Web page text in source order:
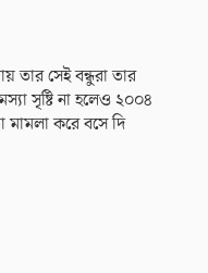
তার সেই বন্ধুরা তার
সৃষ্টি না হলেও ২০০৪
মামলা করে বসে দি